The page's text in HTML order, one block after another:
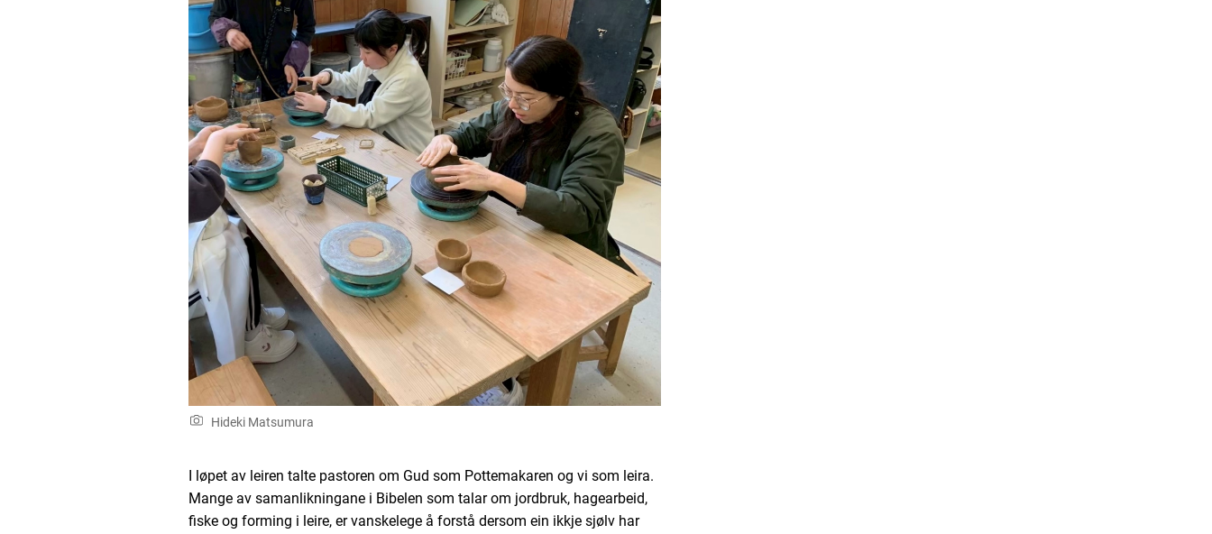
Hideki Matsumura
I løpet av leiren talte pastoren om Gud som Pottemakaren og vi som leira.
Mange av samanlikningane i Bibelen som talar om jordbruk, hagearbeid,
fiske og forming i leire, er vanskelege å forstå dersom ein ikkje sjølv har